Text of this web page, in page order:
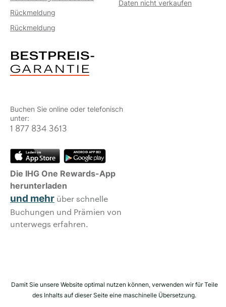
Daten nicht verkaufen
Rückmeldung
Rückmeldung
Buchen Sie online oder telefonisch
unter:
1 877 834 3613
Die IHG One Rewards-App
herunterladen
und mehr über schnelle
Buchungen und Prämien von
unterwegs erfahren.
Damit Sie unsere Website optimal nutzen können, verwenden wir für Teile
des Inhalts auf dieser Seite eine maschinelle Übersetzung.